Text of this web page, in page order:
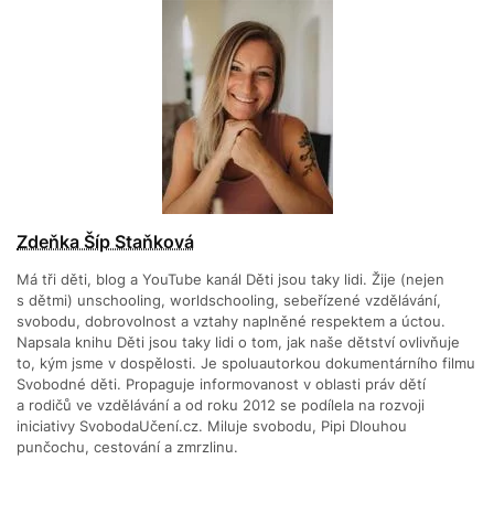
Zdeňka Šíp Staňková
Má tři děti, blog a YouTube kanál Děti jsou taky lidi. Žije (nejen
s dětmi) unschooling, worldschooling, sebeřízené vzdělávání,
svobodu, dobrovolnost a vztahy naplněné respektem a úctou.
Napsala knihu Děti jsou taky lidi o tom, jak naše dětství ovlivňuje
to, kým jsme v dospělosti. Je spoluautorkou dokumentárního filmu
Svobodné děti. Propaguje informovanost v oblasti práv dětí
a rodičů ve vzdělávání a od roku 2012 se podílela na rozvoji
iniciativy SvobodaUčení.cz. Miluje svobodu, Pipi Dlouhou
punčochu, cestování a zmrzlinu.